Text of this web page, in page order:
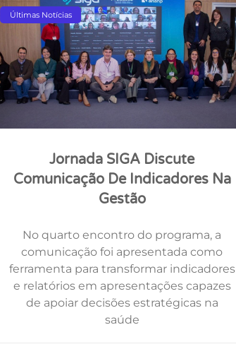
Últimas Notícias
Jornada SIGA Discute
Comunicação De Indicadores Na
Gestão
No quarto encontro do programa, a
comunicação foi apresentada como
ferramenta para transformar indicadores
e relatórios em apresentações capazes
de apoiar decisões estratégicas na
saúde